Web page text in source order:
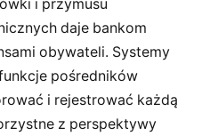
i przymusu
daje bankom
obywateli. Systemy
pośredników
i rejestrować każdą
z perspektywy